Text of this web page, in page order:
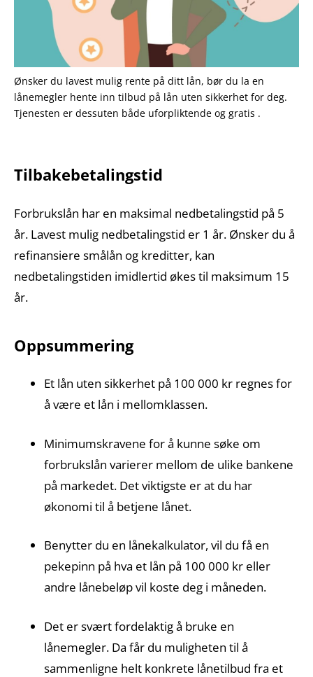
Ønsker du lavest mulig rente på ditt lån, bør du la en
lånemegler hente inn tilbud på lån uten sikkerhet for deg.
Tjenesten er dessuten både uforpliktende og gratis .
Tilbakebetalingstid
Forbrukslån har en maksimal nedbetalingstid på 5
år. Lavest mulig nedbetalingstid er 1 år. Ønsker du å
refinansiere smålån og kreditter, kan
nedbetalingstiden imidlertid økes til maksimum 15
år.
Oppsummering
Et lån uten sikkerhet på 100 000 kr regnes for
å være et lån i mellomklassen.
Minimumskravene for å kunne søke om
forbrukslån varierer mellom de ulike bankene
på markedet. Det viktigste er at du har
økonomi til å betjene lånet.
Benytter du en lånekalkulator, vil du få en
pekepinn på hva et lån på 100 000 kr eller
andre lånebeløp vil koste deg i måneden.
Det er svært fordelaktig å bruke en
lånemegler. Da får du muligheten til å
sammenligne helt konkrete lånetilbud fra et